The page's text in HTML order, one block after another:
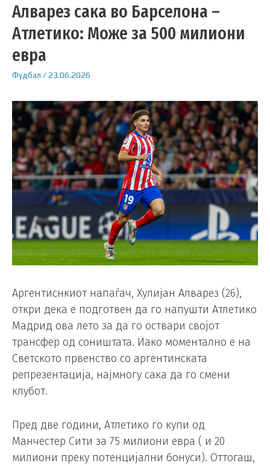
Алварез сака во Барселона –
Атлетико: Може за 500 милиони
евра
Фудбал /23.06.2026
Аргентиснкиот напаѓач, Хулијан Алварез (26),
откри дека е подготвен да го напушти Атлетико
Мадрид ова лето за да го оствари својот
трансфер од соништата. Иако моментално е на
Светското првенство со аргентинската
репрезентација, најмногу сака да го смени
клубот.
Пред две години, Атлетико го купи од
Манчестер Сити за 75 милиони евра ( и 20
милиони преку потенцијални бонуси). Оттогаш,